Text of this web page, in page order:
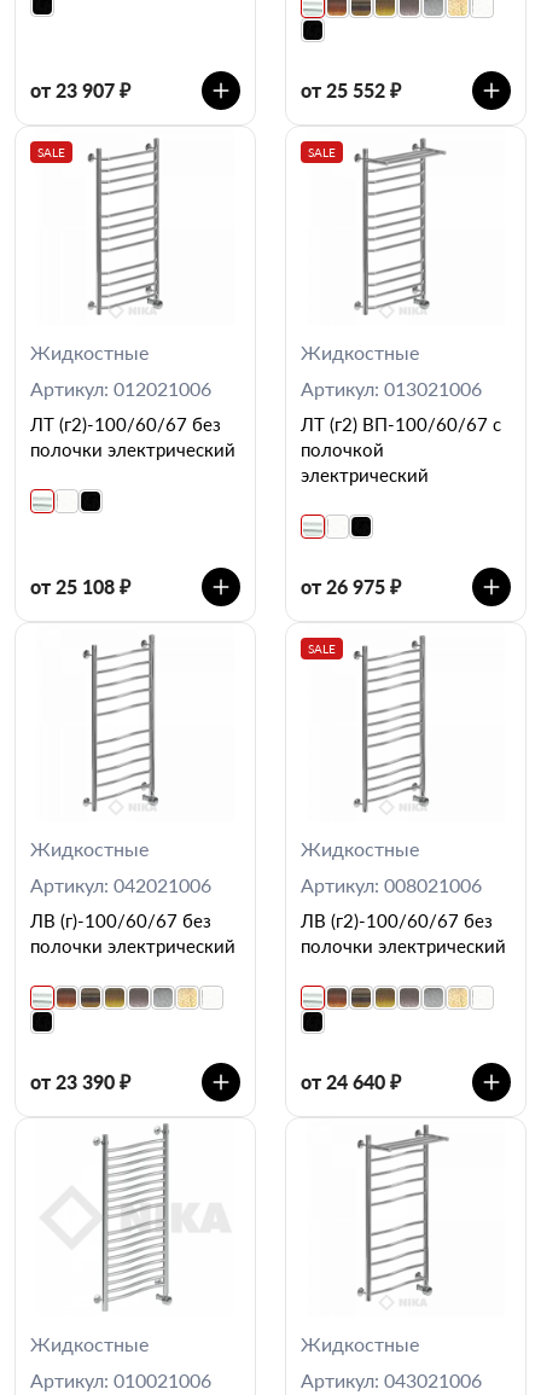
от 23 907 ₽ от 25 552 ₽
SALE
Жидкостные
Артикул: 012021006
ЛТ (г2)-100/60/67 без
полочки электрический
от 25 108 ₽
SALE
Жидкостные
Артикул: 013021006
ЛТ (г2) ВП-100/60/67 с
полочкой
электрический
от 26 975 ₽
Жидкостные
Артикул: 042021006
ЛВ (г)-100/60/67 без
полочки электрический
от 23 390 ₽
SALE
Жидкостные
Артикул: 008021006
ЛВ (г2)-100/60/67 без
полочки электрический
от 24 640 ₽
Жидкостные
Артикул: 010021006
Жидкостные
Артикул: 043021006